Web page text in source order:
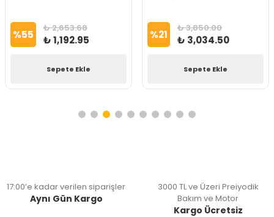
%55 ₺ 2,653.68
₺ 1,192.95
Sepete Ekle
%21 ₺ 3,850.00
₺ 3,034.50
Sepete Ekle
17:00’e kadar verilen siparişler
Aynı Gün Kargo
3000 TL ve Üzeri Preiyodik
Bakım ve Motor
Kargo Ücretsiz